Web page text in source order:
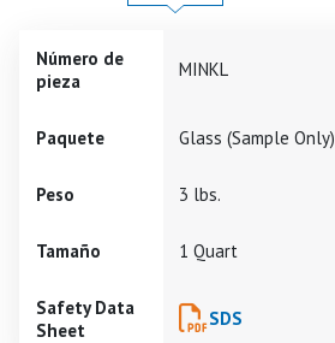
Número de
pieza
MINKL
Paquete Glass (Sample Only)
Peso 3 lbs.
Tamaño 1 Quart
Safety Data
Sheet
SDS